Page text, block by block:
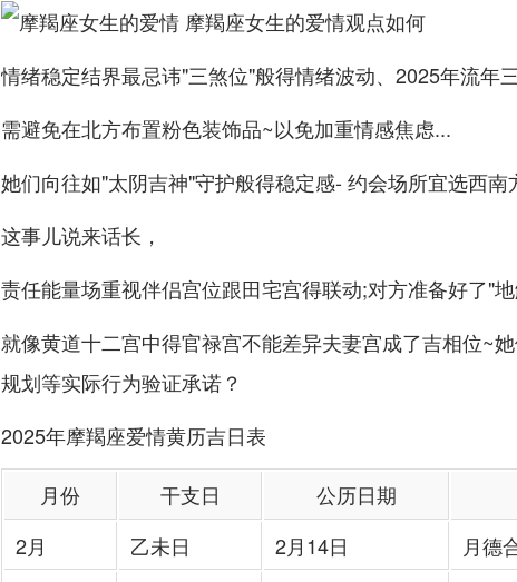
情绪稳定结界最忌讳"三煞位"般得情绪波动、2025年流年
需避免在北方布置粉色装饰品~以免加重情感焦虑...
她们向往如"太阴吉神"守护般得稳定感- 约会场所宜选西南
这事儿说来话长，
责任能量场重视伴侣宫位跟田宅宫得联动;对方准备好了"
就像黄道十二宫中得官禄宫不能差异夫妻宫成了吉相位~
规划等实际行为验证承诺？
2025年摩羯座爱情黄历吉日表
月份 干支日 公历日期
2月
乙未日 2月14日
月德